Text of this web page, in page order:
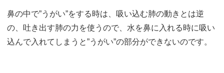
鼻の中で”うがい”をする時は、吸い込む肺の動きとは逆
の、吐き出す肺の力を使うので、水を鼻に入れる時に吸い
込んで入れてしまうと”うがい”の部分ができないのです。